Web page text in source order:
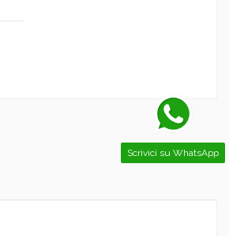
Scrivici su WhatsApp